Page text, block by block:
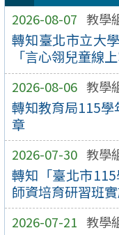
2026-08-07 教學
轉知臺北市立大
「言心翎兒童線
2026-08-06 教學
轉知教育局115
章
2026-07-30 教學
轉知「臺北市
師資培育研習班實
2026-07-21 教學